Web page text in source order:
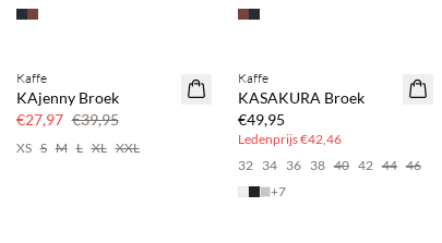
SAVE20
30% korting
Kaffe
KAjenny Broek
€27,97 €39,95
XS S M L XL XXL
Kaffe
KASAKURA Broek
€49,95
Ledenprijs€42,46
32
34 36 38 40 42 44 46
+7